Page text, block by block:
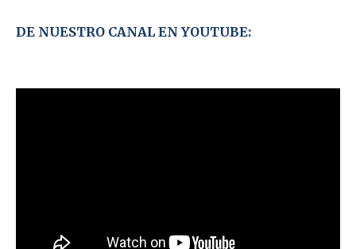
DE NUESTRO CANAL EN YOUTUBE: